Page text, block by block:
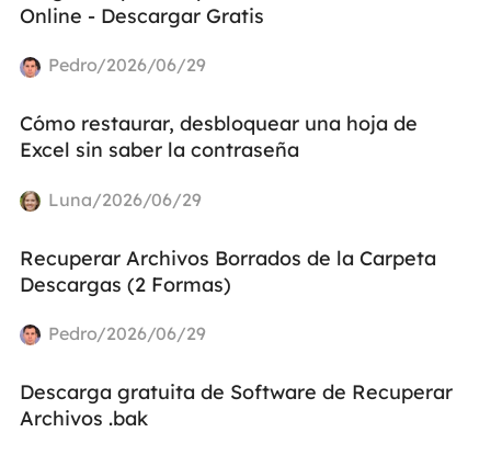
Online - Descargar Gratis
Pedro/2026/06/29
Cómo restaurar, desbloquear una hoja de
Excel sin saber la contraseña
Luna/2026/06/29
Recuperar Archivos Borrados de la Carpeta
Descargas (2 Formas)
Pedro/2026/06/29
Descarga gratuita de Software de Recuperar
Archivos .bak